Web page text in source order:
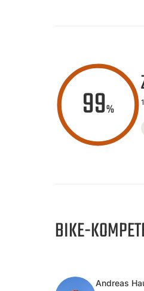
99%
BIKE-
Andreas